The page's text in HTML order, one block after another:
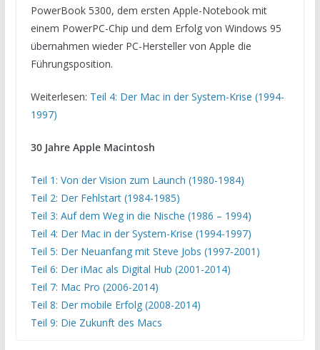
PowerBook 5300, dem ersten Apple-Notebook mit
einem PowerPC-Chip und dem Erfolg von Windows 95
übernahmen wieder PC-Hersteller von Apple die
Führungsposition.
Weiterlesen: Teil 4: Der Mac in der System-Krise (1994-
1997)
30 Jahre Apple Macintosh
Teil 1: Von der Vision zum Launch (1980-1984)
Teil 2: Der Fehlstart (1984-1985)
Teil 3: Auf dem Weg in die Nische (1986 – 1994)
Teil 4: Der Mac in der System-Krise (1994-1997)
Teil 5: Der Neuanfang mit Steve Jobs (1997-2001)
Teil 6: Der iMac als Digital Hub (2001-2014)
Teil 7: Mac Pro (2006-2014)
Teil 8: Der mobile Erfolg (2008-2014)
Teil 9: Die Zukunft des Macs